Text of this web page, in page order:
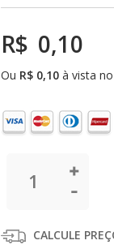
R$ 0,10
Ou R$ 0,10 à vista
CALCULE